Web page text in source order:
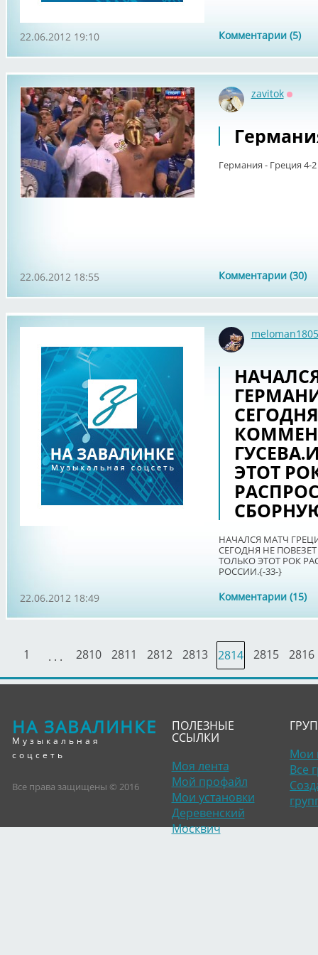
Комментарии (5)
22.06.2012 19:10
zavitok
Германия - Греция 4-2
Комментарии (30)
22.06.2012 18:55
meloman1805
ЭТОТ
НАЧАЛСЯ МАТЧ
СЕГОДНЯ НЕ
ТОЛЬКО ЭТОТ РОК
РОССИИ.{-33-}
Комментарии (15)
22.06.2012 18:49
1 . . . 2810 2811 2812 2813 2814 2815 2816
НА ЗАВАЛИНКЕ
Музыкальная
соцсеть
Все права защищены © 2016
ПОЛЕЗНЫЕ
ССЫЛКИ
Моя лента
Мой профайл
Мои установки
Деревенский
Москвич
Мои
Все